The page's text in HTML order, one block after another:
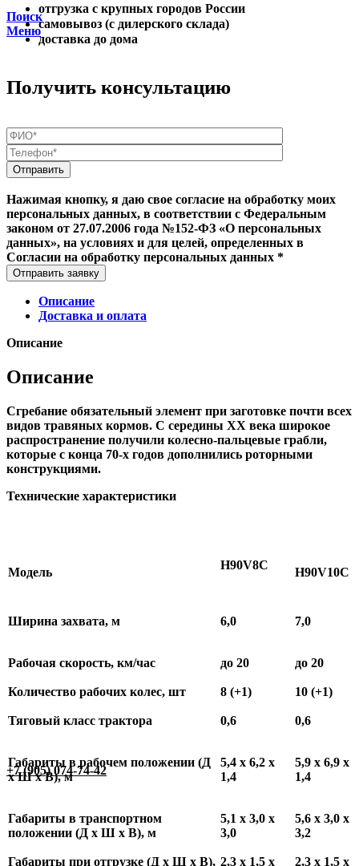
Поиск
Меню
+7 (905) 074-74-42
отгрузка с крупных городов России
самовывоз (с дилерского склада)
доставка до дома
Получить консультацию
Нажимая кнопку, я даю свое согласие на обработку моих
персональных данных, в соответствии с Федеральным
законом от 27.07.2006 года №152-ФЗ «О персональных
данных», на условиях и для целей, определенных в
Согласии на обработку персональных данных *
Отправить заявку
Описание
Доставка и оплата
Описание
Описание
Сгребание обязательный элемент при заготовке почти всех
видов травяных кормов. С середины ХХ века широкое
распространение получили колесно-пальцевые грабли,
которые с конца 70-х годов дополнились роторными
конструкциями.
Технические характеристики
Модель
H90V8С
H90V10С
Ширина захвата, м 6,0 7,0
Рабочая скорость, км/час до 20 до 20
Количество рабочих колес, шт 8 (+1) 10 (+1)
Тяговый класс трактора 0,6 0,6
Габариты в рабочем положении (Д
х Ш х В), м
5,4 х 6,2 х
1,4
5,9 х 6,9 х
1,4
Габариты в транспортном
положении (Д х Ш х В), м
5,1 х 3,0 х
3,0
5,6 х 3,0 х
3,2
Габариты при отгрузке (Д х Ш х В), 2,3 х 1,5 х 2,3 х 1,5 х